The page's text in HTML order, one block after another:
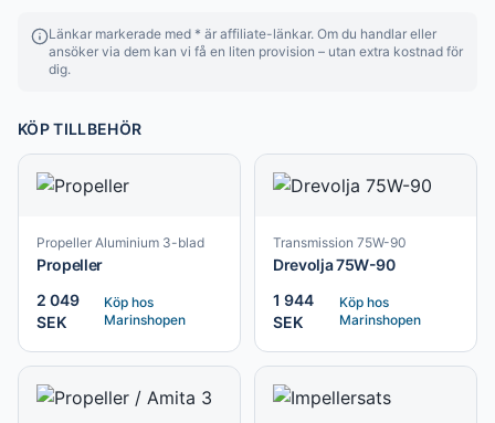
Länkar markerade med * är affiliate-länkar. Om du handlar eller
ansöker via dem kan vi få en liten provision – utan extra kostnad för
dig.
KÖP TILLBEHÖR
Propeller Aluminium 3-blad
Propeller
2 049
SEK
Köp hos
Marinshopen
Transmission 75W-90
Drevolja 75W-90
1 944
SEK
Köp hos
Marinshopen